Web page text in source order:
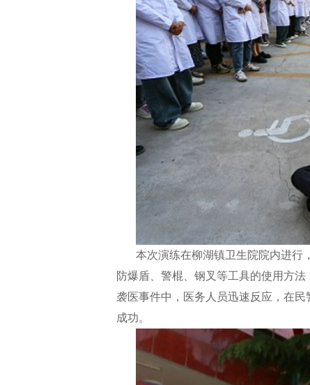
本次演练在柳湖镇卫生院院内进行
防爆盾、警棍、钢叉等工具的使用方
袭医事件中，医务人员迅速反应，在
成功。